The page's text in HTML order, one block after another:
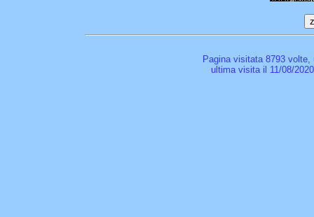
Pagina visitata 8793
ultima visita il 11/08/